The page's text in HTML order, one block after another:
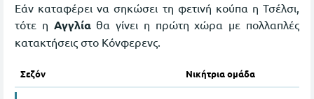
Εάν καταφέρει να σηκώσει τη φετινή κούπα η Τσέλσι,
τότε η Αγγλίαθα γίνει η πρώτη χώρα με πολλαπλές
κατακτήσεις στο Κόνφερενς.
Σεζόν Νικήτρια ομάδα